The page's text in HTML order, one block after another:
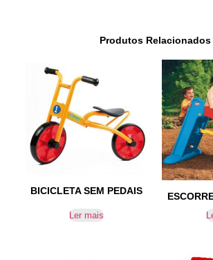
Produtos Relacionados
BICICLETA SEM PEDAIS
Ler mais